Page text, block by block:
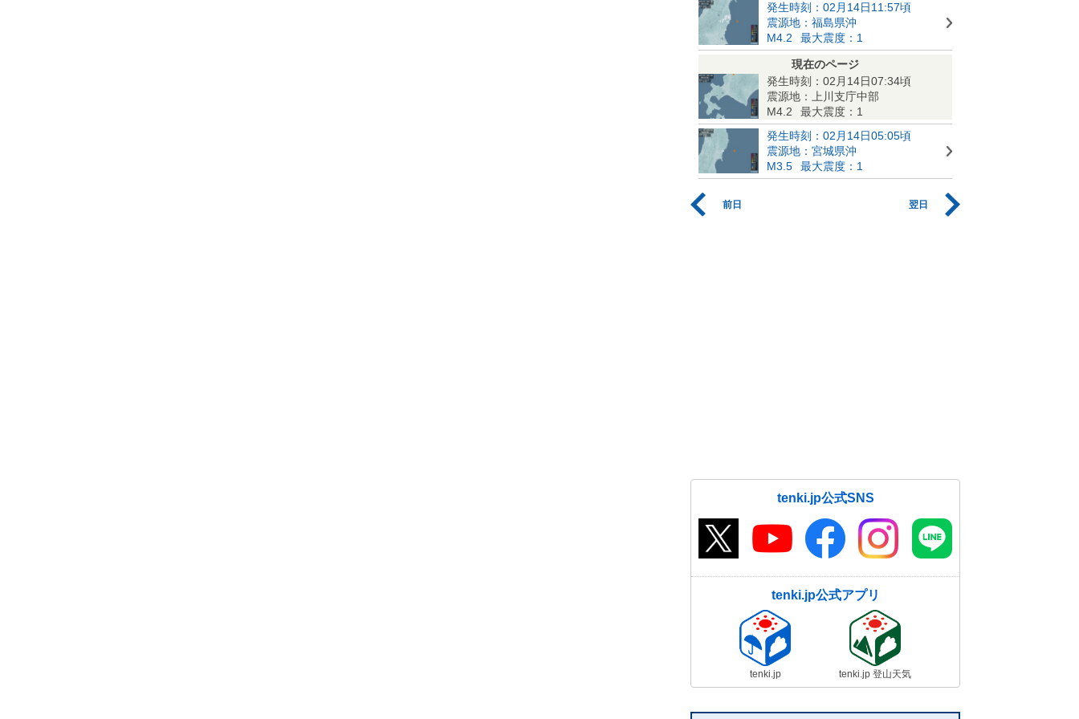
発生時刻：02月14日11:57頃
震源地：福島県沖
M4.2
最大震度：1
現在のページ
発生時刻：02月14日07:34頃
震源地：上川支庁中部
M4.2
最大震度：1
発生時刻：02月14日05:05頃
震源地：宮城県沖
M3.5
最大震度：1
前日 翌日
tenki.jp公式SNS
tenki.jp公式アプリ
tenki.jp tenki.jp 登山天気